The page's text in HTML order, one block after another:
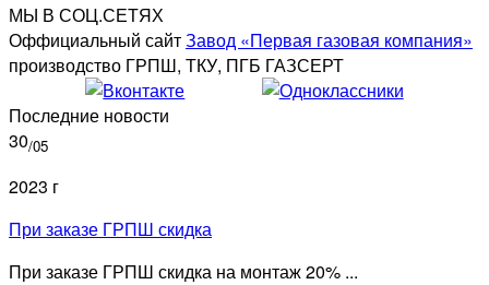
МЫ В СОЦ.СЕТЯХ
Оффициальный сайтЗавод «Первая газовая компания»
производство ГРПШ, ТКУ, ПГБ ГАЗСЕРТ
Последние новости
30/05
2023 г
При заказе ГРПШ скидка
При заказе ГРПШ скидка на монтаж 20% ...